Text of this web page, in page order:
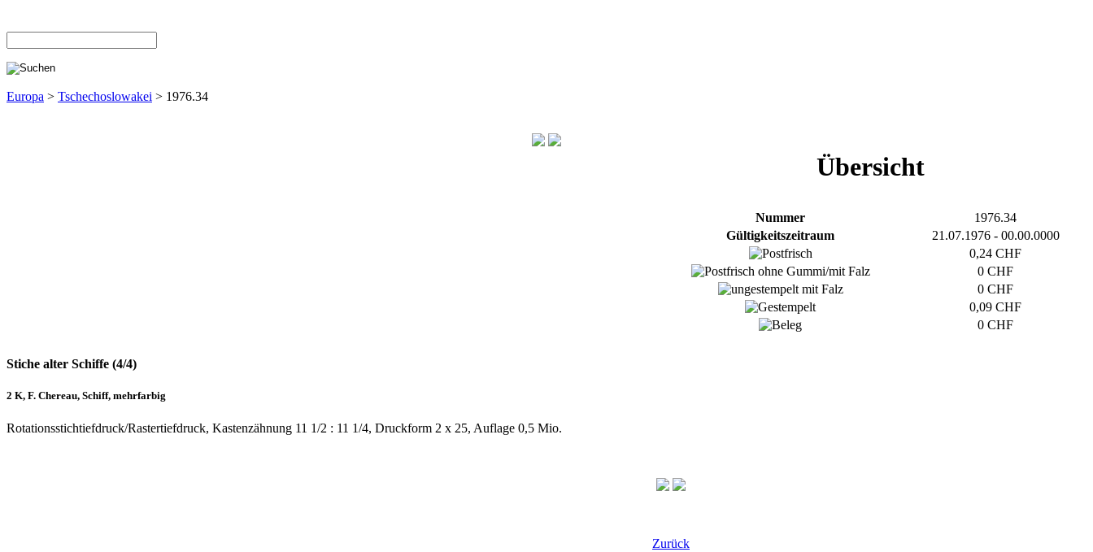
Europa > Tschechoslowakei > 1976.34
Übersicht
Nummer
1976.34
Gültigkeitszeitraum
21.07.1976 - 00.00.0000
0,24 CHF
0 CHF
0 CHF
0,09 CHF
0 CHF
Stiche alter Schiffe (4/4)
2 K, F. Chereau, Schiff, mehrfarbig
Rotationsstichtiefdruck/Rastertiefdruck, Kastenzähnung 11 1/2 : 11 1/4, Druckform 2 x 25, Auflage 0,5 Mio.
Zurück